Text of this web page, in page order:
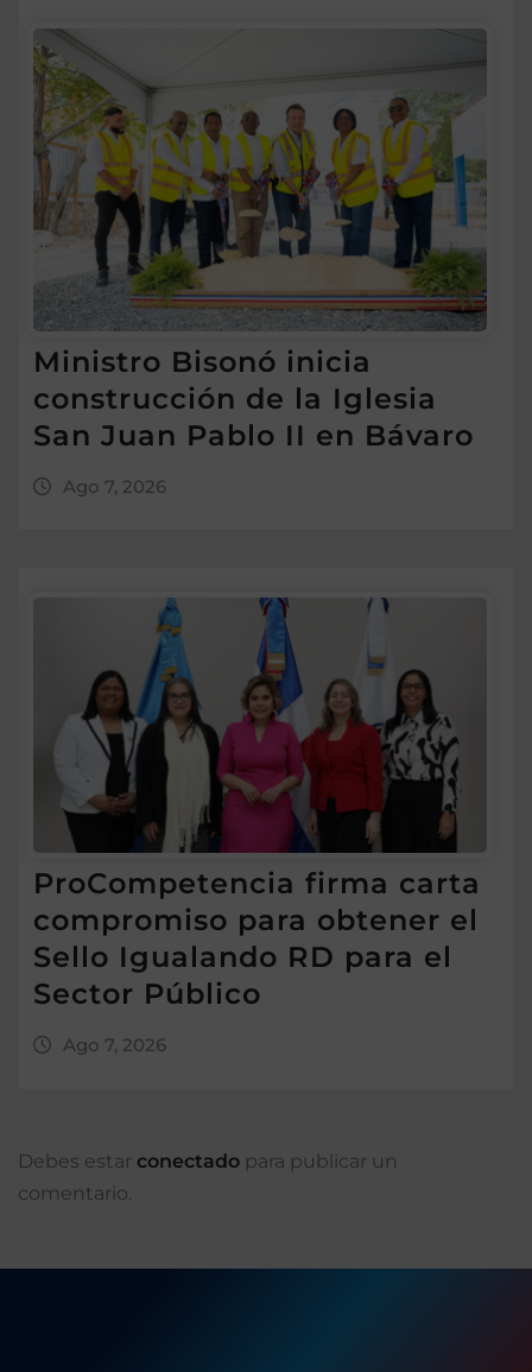
Ministro Bisonó inicia
construcción de la Iglesia
San Juan Pablo II en Bávaro
Ago 7, 2026
ProCompetencia firma carta
compromiso para obtener el
Sello Igualando RD para el
Sector Público
Ago 7, 2026
Debes estar conectado para publicar un
comentario.